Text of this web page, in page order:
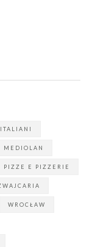
MEDIOLAN
PIZZE E PIZZERIE
WROCŁAW